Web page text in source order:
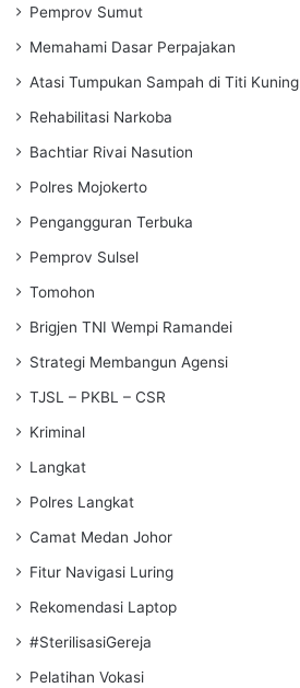
Pemprov Sumut
Memahami Dasar Perpajakan
Atasi Tumpukan Sampah di Titi Kuning
Rehabilitasi Narkoba
Bachtiar Rivai Nasution
Polres Mojokerto
Pengangguran Terbuka
Pemprov Sulsel
Tomohon
Brigjen TNI Wempi Ramandei
Strategi Membangun Agensi
TJSL – PKBL – CSR
Kriminal
Langkat
Polres Langkat
Camat Medan Johor
Fitur Navigasi Luring
Rekomendasi Laptop
#SterilisasiGereja
Pelatihan Vokasi